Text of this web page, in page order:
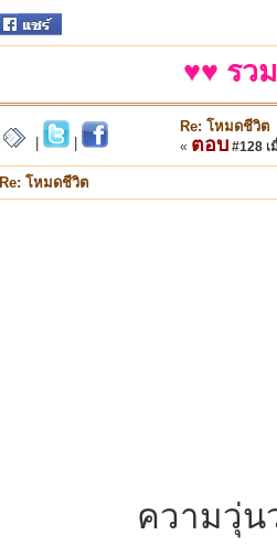
♥♥ รว
Re: โหมดชีวิต
« ตอบ #128 เ
Re: โหมดชีวิต
ความวุ่น